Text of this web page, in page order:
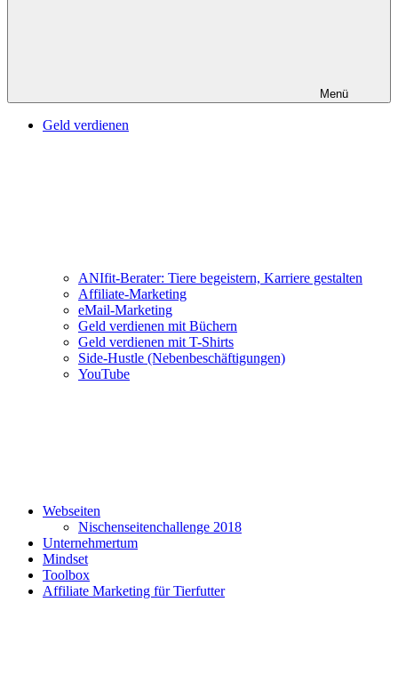
Menü
Geld verdienen
ANIfit-Berater: Tiere begeistern, Karriere gestalten
Affiliate-Marketing
eMail-Marketing
Geld verdienen mit Büchern
Geld verdienen mit T-Shirts
Side-Hustle (Nebenbeschäftigungen)
YouTube
Webseiten
Nischenseitenchallenge 2018
Unternehmertum
Mindset
Toolbox
Affiliate Marketing für Tierfutter